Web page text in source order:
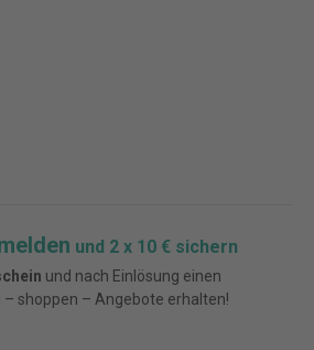
und 2 x 10 € sichern
und nach Einlösung einen
– shoppen – Angebote erhalten!